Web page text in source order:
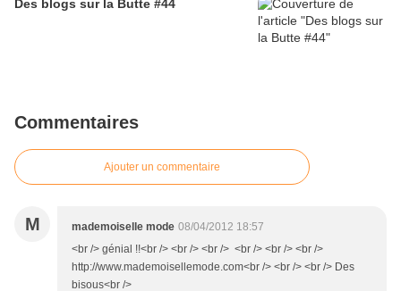
Des blogs sur la Butte #44
Commentaires
Ajouter un commentaire
M mademoiselle mode 08/04/2012 18:57
<br /> génial !!<br /> <br /> <br /> <br /> <br /> <br />
http://www.mademoisellemode.com<br /> <br /> <br /> Des
bisous<br />